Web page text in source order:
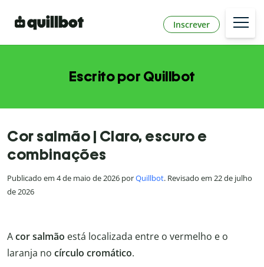
Inscrever
Escrito por Quillbot
Cor salmão | Claro, escuro e
combinações
Publicado em 4 de maio de 2026 porQuillbot. Revisado em 22 de julho
de 2026
Acor salmão está localizada entre o vermelho e o
laranja no círculo cromático.